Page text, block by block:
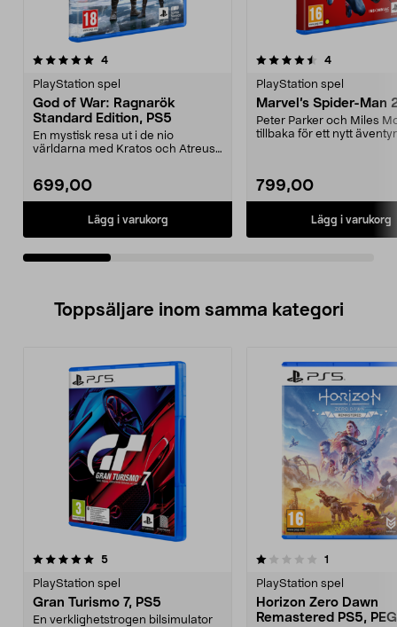
4recensioner
PlayStation spel
God of War: Ragnarök
Standard Edition, PS5
En mystisk resa ut i de nio
världarna med Kratos och Atreus.
699,00
Lägg i varukorg
4.5av 5 stjärnor 4recensioner
PlayStation spel
Marvel’s Spider-Man
Peter Parker och Miles
tillbaka för ett nytt
799,00
Lägg i varukorg
0.0av 5 stjärnor
Toppsäljare inom samma kategori
5recensioner
PlayStation spel
Gran Turismo 7, PS5
En verklighetstrogen bilsimulator
1.0 av 5 stjärnor 1
PlayStation spel
Horizon Zero Dawn
Remastered PS5,
5.0 av 5 stjärnor